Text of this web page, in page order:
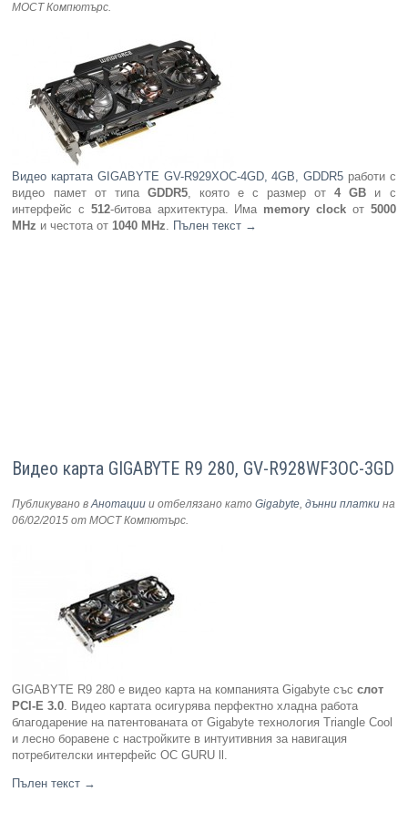
МОСТ Компютърс.
Видео картата GIGABYTE GV-R929XOC-4GD, 4GB, GDDR5 работи с
видео памет от типа GDDR5, която е с размер от4 GB и с
интерфейс с 512-битова архитектура. Има memory clock от 5000
MHz и честота от1040 MHz. Пълен текст →
Видео карта GIGABYTE R9 280, GV-R928WF3OC-3GD
Публикувано вАнотации и отбелязано катоGigabyte,дънни платки на
06/02/2015 от МОСТ Компютърс.
GIGABYTE R9 280 е видео карта на компанията Gigabyte съсслот
PCI-E3.0. Видео картата осигурява перфектно хладна работа
благодарение на патентованата от Gigabyte технология Triangle Cool
и лесно боравене с настройките в интуитивния за навигация
потребителски интерфейс OC GURU ll.
Пълен текст →